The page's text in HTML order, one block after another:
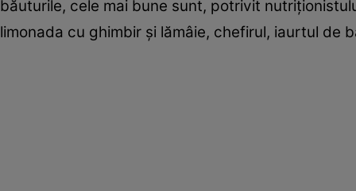
băuturile, cele mai bune sunt, potrivit
limonada cu ghimbir și lămâie, chefirul, iaurtul de